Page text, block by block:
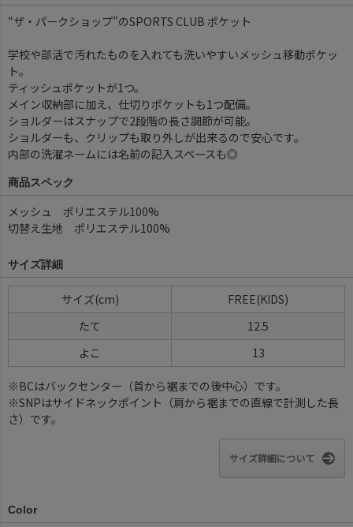
“ザ・パークショップ”のSPORTS CLUB ポケット
学校や部活で汚れたものを入れても洗いやすいメッシュ移動ポケッ
ト。
ティッシュポケットが1つ。
メイン収納部に加え、仕切りポケットも1つ配備。
ショルダーはスナップで2段階の長さ調節が可能。
ショルダーも、クリップも取り外しが出来るので安心です。
内部の洗濯ネームには名前の記入スペースも◎
商品スペック
メッシュ ポリエステル100%
切替え生地 ポリエステル100%
サイズ詳細
サイズ(cm)
FREE(KIDS)
たて
12.5
よこ
13
※BCはバックセンター（首から裾までの後中心）です。
※SNPはサイドネックポイント（肩から裾までの直線で計測した長
さ）です。
サイズ詳細について
Color